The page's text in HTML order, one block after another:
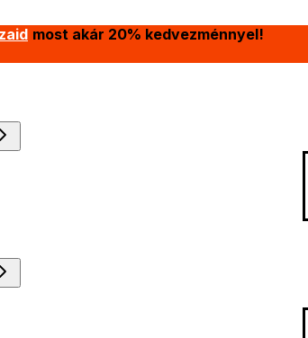
most akár 20% kedvezménnyel!